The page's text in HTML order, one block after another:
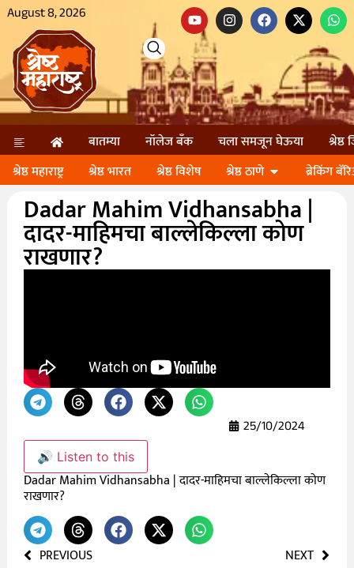
August 8, 2026
बातम्या नॉलेज बॅंक चला समजून घेऊया
श्रेष्ठ
श्रेष्ठ महाराष्ट्र
श्रेष्ठ भारत श्रेष्ठ विशेष श्रेष्ठ ठाणे ब्रेकिंग
Dadar Mahim Vidhansabha |
दादर-माहिमचा बाल्लेकिल्ला कोण
राखणार?
25/10/2024
🔊 Listen to this
Dadar Mahim Vidhansabha | दादर-माहिमचा बाल्लेकिल्ला कोण
राखणार?
PREVIOUS NEXT